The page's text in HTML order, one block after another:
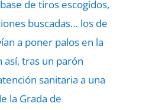
de tiros escogidos,
buscadas… los de
a poner palos en la
así, tras un parón
sanitaria a una
la Grada de